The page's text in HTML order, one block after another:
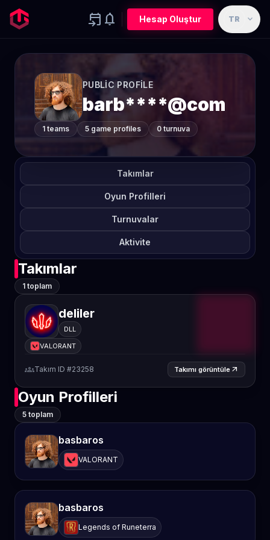
event_upcoming notifications Hesap Oluştur TR expand_more
PUBLIC PROFILE
barb****@com
1 teams 5 game profiles 0 turnuva
Takımlar
Oyun Profilleri
Turnuvalar
Aktivite
Takımlar
1 toplam
deliler
DLL
VALORANT
groupsTakım ID #23258 Takımı görüntüle arrow_outward
Oyun Profilleri
5 toplam
basbaros
VALORANT
basbaros
Legends of Runeterra